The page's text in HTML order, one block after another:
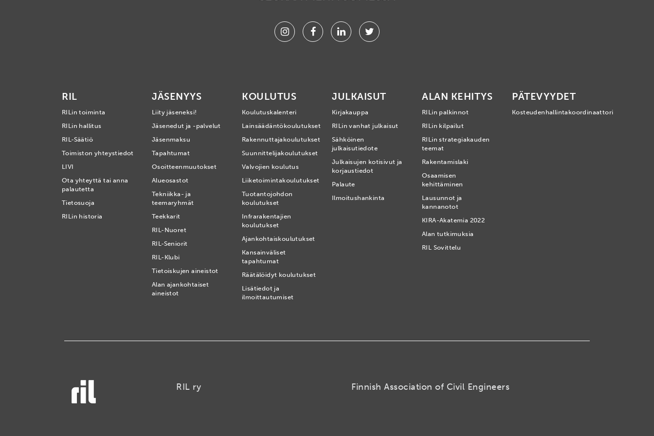
InstagramFacebookLinkedinTwitter
RIL
RILin toiminta
RILin hallitus
RIL-Säätiö
Toimiston yhteystiedot
LIVI
Ota yhteyttä tai anna
palautetta
Tietosuoja
RILin historia
JÄSENYYS
Liity jäseneksi!
Jäsenedut ja -palvelut
Jäsenmaksu
Tapahtumat
Osoitteenmuutokset
Alueosastot
Tekniikka- ja
teemaryhmät
Teekkarit
RIL-Nuoret
RIL-Seniorit
RIL-Klubi
Tietoiskujen aineistot
Alan ajankohtaiset
aineistot
KOULUTUS
Koulutuskalenteri
Lainsäädäntökoulutukset
Rakennuttajakoulutukset
Suunnittelijakoulutukset
Valvojien koulutus
Liiketoimintakoulutukset
Tuotantojohdon
koulutukset
Infrarakentajien
koulutukset
Ajankohtaiskoulutukset
Kansainväliset
tapahtumat
Räätälöidyt koulutukset
Lisätiedot ja
ilmoittautumiset
JULKAISUT
Kirjakauppa
RILin vanhat julkaisut
Sähköinen
julkaisutiedote
Julkaisujen kotisivut ja
korjaustiedot
Palaute
Ilmoitushankinta
ALAN KEHITYS
RILin palkinnot
RILin kilpailut
RILin strategiakauden
teemat
Rakentamislaki
Osaamisen
kehittäminen
Lausunnot ja
kannanotot
KIRA-Akatemia 2022
Alan tutkimuksia
RIL Sovittelu
PÄTEVYYDET
Kosteudenhallintakoordinaattori
RIL ry Finnish Association of Civil Engineers